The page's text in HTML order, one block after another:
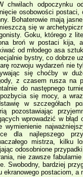
chwilach odpoczynku
osobowości
Bohaterowie mają
się w
Goku, którego z
broń w postaci kija,
od młodego asa
bystry, co dobrze
rozwoju wydarzeń nie
się choćby w
z czasem rusza na
do następnego
się mocy, a
w szczegółach
pozostawiając
wprowadzić w
wymienienie
dla najlepszego
mistrza, kilku
odosobnione
nie zawsze
Swobodny, bardziej
ekranowego postaciom,